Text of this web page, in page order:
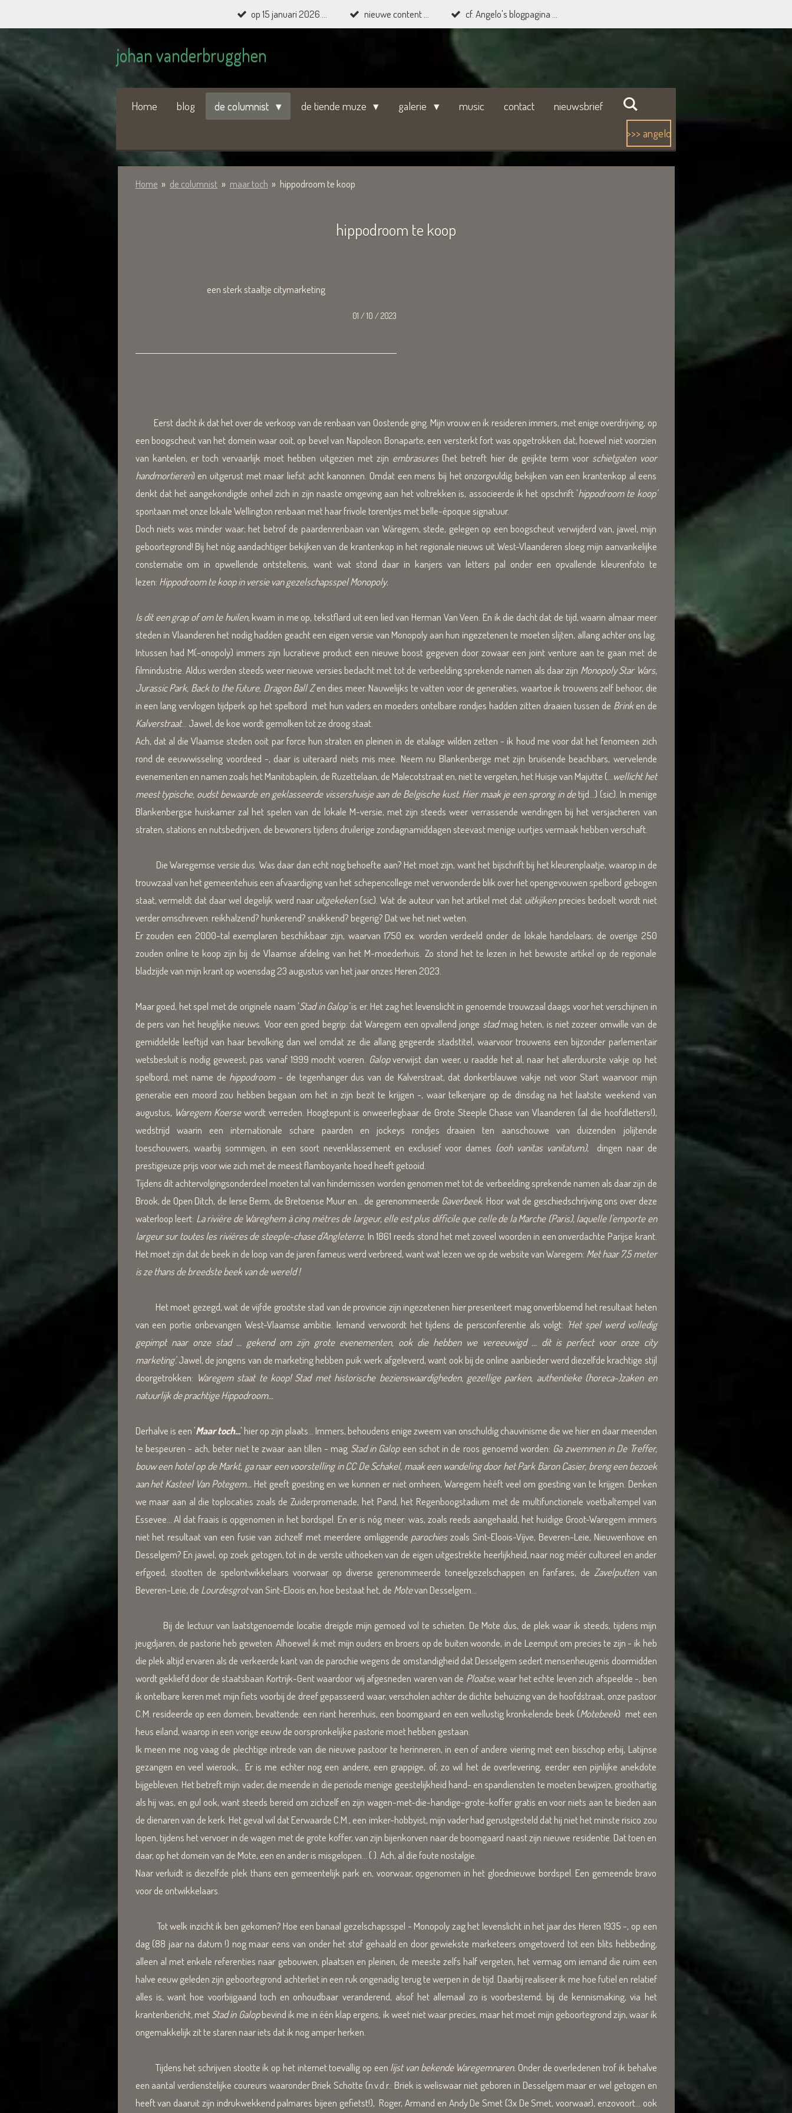
direct
de
hoofdinhoud
op 15 januari 2026 ... nieuwe content ... cf. Angelo's blogpagina ...
johan vanderbrugghen
Home blog de columnist de tiende muze galerie music contact
nieuwsbrief
>>> angelo
Home » de columnist » maar toch » hippodroom te koop
hippodroom te koop
een sterk staaltje citymarketing
01 / 10 / 2023
Eerst dacht ik dat het over de verkoop van de renbaan van Oostende ging. Mijn vrouw en ik resideren immers, met enige overdrijving, op
een boogscheut van het domein waar ooit, op bevel van Napoleon Bonaparte, een versterkt fort was opgetrokken dat, hoewel niet voorzien
van kantelen, er toch vervaarlijk moet hebben uitgezien met zijn embrasures(het betreft hier de geijkte term voor schietgaten voor
handmortieren) en uitgerust met maar liefst acht kanonnen. Omdat een mens bij het onzorgvuldig bekijken van een krantenkop al eens
denkt dat het aangekondigde onheil zich in zijn naaste omgeving aan het voltrekken is, associeerde ik het opschrift 'hippodroom te koop'
spontaan met onze lokale Wellington renbaan met haar frivole torentjes met belle-époque signatuur.
Doch niets was minder waar; het betrof de paardenrenbaan van Wáregem, stede, gelegen op een boogscheut verwijderd van, jawel, mijn
geboortegrond! Bij het nòg aandachtiger bekijken van de krantenkop in het regionale nieuws uit West-Vlaanderen sloeg mijn aanvankelijke
consternatie om in opwellende ontsteltenis, want wat stond daar in kanjers van letters pal onder een opvallende kleurenfoto te
lezen: Hippodroom te koop in versie van gezelschapsspel Monopoly.
Is dit een grap of om te huilen, kwam in me op, tekstflard uit een lied van Herman Van Veen. En ik die dacht dat de tijd, waarin almaar meer
steden in Vlaanderen het nodig hadden geacht een eigen versie van Monopoly aan hun ingezetenen te moeten slijten, allang achter ons lag.
Intussen had M(-onopoly) immers zijn lucratieve product een nieuwe boost gegeven door zowaar een joint venture aan te gaan met de
filmindustrie. Aldus werden steeds weer nieuwe versies bedacht met tot de verbeelding sprekende namen als daar zijn Monopoly Star Wars,
Jurassic Park, Back to the Future, Dragon Ball Zen dies meer. Nauwelijks te vatten voor de generaties, waartoe ik trouwens zelf behoor, die
in een lang vervlogen tijdperk op het spelbord met hun vaders en moeders ontelbare rondjes hadden zitten draaien tussen de Brinken de
Kalverstraat... Jawel, de koe wordt gemolken tot ze droog staat.
Ach, dat al die Vlaamse steden ooit par force hun straten en pleinen in de etalage wilden zetten - ik houd me voor dat het fenomeen zich
rond de eeuwwisseling voordeed -, daar is uiteraard niets mis mee. Neem nu Blankenberge met zijn bruisende beachbars, wervelende
evenementen en namen zoals het Manitobaplein, de Ruzettelaan, de Malecotstraat en, niet te vergeten, het Huisje van Majutte (... wellicht het
meest typische, oudst bewaarde en geklasseerde vissershuisje aan de Belgische kust. Hier maak je een sprong in detijd...) (sic). In menige
Blankenbergse huiskamer zal het spelen van de lokale M-versie, met zijn steeds weer verrassende wendingen bij het versjacheren van
straten, stations en nutsbedrijven, de bewoners tijdens druilerige zondagnamiddagen steevast menige uurtjes vermaak hebben verschaft.
Die Waregemse versie dus. Was daar dan echt nog behoefte aan? Het moet zijn, want het bijschrift bij het kleurenplaatje, waarop in de
trouwzaal van het gemeentehuis een afvaardiging van het schepencollege met verwonderde blik over het opengevouwen spelbord gebogen
staat, vermeldt dat daar wel degelijk werd naaruitgekeken(sic). Wat de auteur van het artikel met dat uitkijkenprecies bedoelt wordt niet
verder omschreven: reikhalzend? hunkerend? snakkend? begerig? Dat we het niet weten.
Er zouden een 2000-tal exemplaren beschikbaar zijn, waarvan 1750 ex. worden verdeeld onder de lokale handelaars; de overige 250
zouden online te koop zijn bij de Vlaamse afdeling van het M-moederhuis. Zo stond het te lezen in het bewuste artikel op de regionale
bladzijde van mijn krant op woensdag 23 augustus van het jaar onzes Heren 2023.
Maar goed, het spel met de originele naam 'Stad in Galop'is er. Het zag het levenslicht in genoemde trouwzaal daags voor het verschijnen in
de pers van het heuglijke nieuws. Voor een goed begrip: dat Waregem een opvallend jonge stadmag heten, is niet zozeer omwille van de
gemiddelde leeftijd van haar bevolking dan wel omdat ze die allang gegeerde stadstitel, waarvoor trouwens een bijzonder parlementair
wetsbesluit is nodig geweest, pas vanaf 1999 mocht voeren. Galopverwijst dan weer, u raadde het al, naar het allerduurste vakje op het
spelbord, met name de hippodroom- de tegenhanger dus van de Kalverstraat, dat donkerblauwe vakje net voor Start waarvoor mijn
generatie een moord zou hebben begaan om het in zijn bezit te krijgen -, waar telkenjare op de dinsdag na het laatste weekend van
augustus, Waregem Koersewordt verreden. Hoogtepunt is onweerlegbaar de Grote Steeple Chase van Vlaanderen (al die hoofdletters!),
wedstrijd waarin een internationale schare paarden en jockeys rondjes draaien ten aanschouwe van duizenden jolijtende
toeschouwers, waarbij sommigen, in een soort nevenklassement en exclusief voor dames (ooh vanitas vanitatum), dingen naar de
prestigieuze prijs voor wie zich met de meest flamboyante hoed heeft getooid.
Tijdens dit achtervolgingsonderdeel moeten tal van hindernissen worden genomen met tot de verbeelding sprekende namen als daar zijn de
Brook, de Open Ditch, de Ierse Berm, de Bretoense Muur en... de gerenommeerde Gaverbeek. Hoor wat de geschiedschrijving ons over deze
waterloop leert: La rivière de Wareghem à cinq mètres de largeur, elle est plus difficile que celle de la Marche (Paris), laquelle l'emporte en
largeur sur toutes les rivières de steeple-chase d'Angleterre. In 1861 reeds stond het met zoveel woorden in een onverdachte Parijse krant.
Het moet zijn dat de beek in de loop van de jaren fameus werd verbreed, want wat lezen we op de website van Waregem: Methaar 7,5 meter
is ze thans de breedste beek van de wereld !
Het moet gezegd, wat de vijfde grootste stad van de provincie zijn ingezetenen hier presenteert mag onverbloemd het resultaat heten
van een portie onbevangen West-Vlaamse ambitie. Iemand verwoordt het tijdens de persconferentie als volgt: 'Het spel werd volledig
gepimpt naar onze stad ... gekend om zijn grote evenementen, ook die hebben we vereeuwigd ... dit is perfect voor onze city
marketing'.Jawel, de jongens van de marketing hebben puik werk afgeleverd, want ook bij de online aanbieder werd diezelfde krachtige stijl
doorgetrokken: Waregem staat te koop! Stad met historische bezienswaardigheden, gezellige parken, authentieke (horeca-)zaken en
natuurlijk de prachtige Hippodroom...
Derhalve is een 'Maar toch...' hier op zijn plaats... Immers, behoudens enige zweem van onschuldig chauvinisme die we hier en daar meenden
te bespeuren - ach, beter niet te zwaar aan tillen - mag Stad in Galop een schot in de roos genoemd worden: Ga zwemmen in De Treffer,
bouw een hotel op de Markt, ga naar een voorstelling in CC De Schakel, maak een wandeling door het Park Baron Casier, breng een bezoek
aan het Kasteel Van Potegem... Het geeft goesting en we kunnen er niet omheen, Waregem hééft veel om goesting van te krijgen. Denken
we maar aan al die toplocaties zoals de Zuiderpromenade, het Pand, het Regenboogstadium met de multifunctionele voetbaltempel van
Essevee... Al dat fraais is opgenomen in het bordspel. En er is nóg meer: was, zoals reeds aangehaald, het huidige Groot-Waregem immers
niet het resultaat van een fusie van zichzelf met meerdere omliggende parochieszoals Sint-Eloois-Vijve, Beveren-Leie, Nieuwenhove en
Desselgem? En jawel, op zoek getogen, tot in de verste uithoeken van de eigen uitgestrekte heerlijkheid, naar nog méér cultureel en ander
erfgoed, stootten de spelontwikkelaars voorwaar op diverse gerenommeerde toneelgezelschappen en fanfares, de Zavelputtenvan
Beveren-Leie, de Lourdesgrotvan Sint-Eloois en, hoe bestaat het, de Motevan Desselgem...
Bij de lectuur van laatstgenoemde locatie dreigde mijn gemoed vol te schieten. De Mote dus, de plek waar ik steeds, tijdens mijn
jeugdjaren, de pastorie heb geweten. Alhoewel ik met mijn ouders en broers op de buiten woonde, in de Leemput om precies te zijn - ik heb
die plek altijd ervaren als de verkeerde kant van de parochie wegens de omstandigheid dat Desselgem sedert mensenheugenis doormidden
wordt gekliefd door de staatsbaan Kortrijk-Gent waardoor wij afgesneden waren van de Ploatse, waar het echte leven zich afspeelde -, ben
ik ontelbare keren met mijn fiets voorbij de dreef gepasseerd waar, verscholen achter de dichte behuizing van de hoofdstraat, onze pastoor
C.M. resideerde op een domein, bevattende: een riant herenhuis, een boomgaard en een wellustig kronkelende beek (Motebeek) met een
heus eiland, waarop in een vorige eeuw de oorspronkelijke pastorie moet hebben gestaan.
Ik meen me nog vaag de plechtige intrede van die nieuwe pastoor te herinneren, in een of andere viering met een bisschop erbij, Latijnse
gezangen en veel wierook,.. Er is me echter nog een andere, een grappige, of, zo wil het de overlevering, eerder een pijnlijke anekdote
bijgebleven. Het betreft mijn vader, die meende in die periode menige geestelijkheid hand- en spandiensten te moeten bewijzen, groothartig
als hij was, en gul ook, want steeds bereid om zichzelf en zijn wagen-met-die-handige-grote-koffer gratis en voor niets aan te bieden aan
de dienaren van de kerk. Het geval wil dat Eerwaarde C.M., een imker-hobbyist, mijn vader had gerustgesteld dat hij niet het minste risico zou
lopen, tijdens het vervoer in de wagen met de grote koffer, van zijn bijenkorven naar de boomgaard naast zijn nieuwe residentie. Dat toen en
daar, op het domein van de Mote, een en ander is misgelopen... ( ). Ach, al die foute nostalgie.
Naar verluidt is diezelfde plek thans een gemeentelijk park en, voorwaar, opgenomen in het gloednieuwe bordspel. Een gemeende bravo
voor de ontwikkelaars.
Tot welk inzicht ik ben gekomen? Hoe een banaal gezelschapsspel - Monopoly zag het levenslicht in het jaar des Heren 1935 -, op een
dag (88 jaar na datum !) nog maar eens van onder het stof gehaald en door gewiekste marketeers omgetoverd tot een blits hebbeding,
alleen al met enkele referenties naar gebouwen, plaatsen en pleinen, de meeste zelfs half vergeten, het vermag om iemand die ruim een
halve eeuw geleden zijn geboortegrond achterliet in een ruk ongenadig terugte werpen in de tijd. Daarbij realiseer ik me hoe futiel en relatief
alles is, want hoe voorbijgaand toch en onhoudbaar veranderend, alsof het allemaal zo is voorbestemd; bij de kennismaking, via het
krantenbericht, metStad in Galopbevind ik me in één klap ergens, ik weet niet waar precies, maar het moet mijn geboortegrond zijn, waar ik
ongemakkelijk zit te staren naar iets dat ik nog amper herken.
Tijdens het schrijven stootte ik op het internet toevallig op een lijst van bekende Waregemnaren. Onder de overledenen trof ik behalve
een aantal verdienstelijke coureurs waaronder Briek Schotte (n.v.d.r.: Briek is weliswaar niet geboren in Desselgem maar er wel getogen en
heeft van daaruit zijn indrukwekkend palmares bijeen gefietst!), Roger, Armand en Andy De Smet (3x De Smet, voorwaar), enzovoort... ook